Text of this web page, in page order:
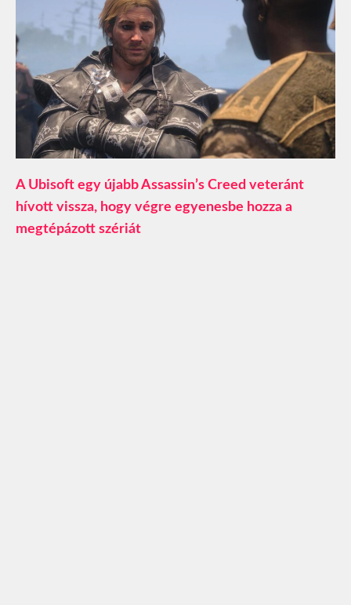
A Ubisoft egy újabb Assassin’s Creed veteránt
hívott vissza, hogy végre egyenesbe hozza a
megtépázott szériát